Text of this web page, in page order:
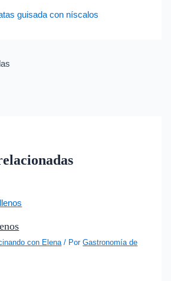
guisada con níscalos
con Elena / PorGastronomía de